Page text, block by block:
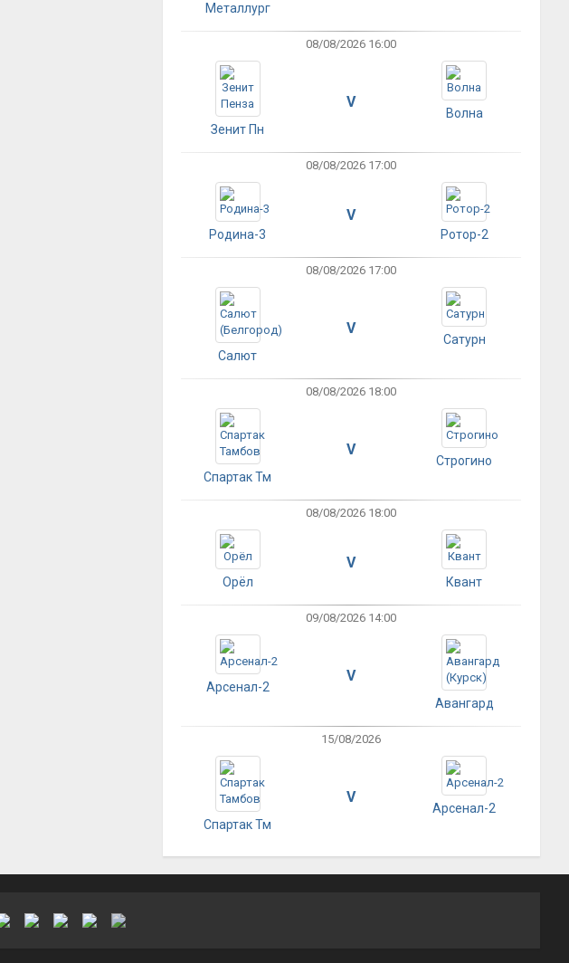
Металлург
08/08/2026 16:00
Зенит Пн
V
Волна
08/08/2026 17:00
Родина-3
V
Ротор-2
08/08/2026 17:00
Салют
V
Сатурн
08/08/2026 18:00
Спартак Тм
V
Строгино
08/08/2026 18:00
Орёл
V
Квант
09/08/2026 14:00
Арсенал-2
V
Авангард
15/08/2026
Спартак Тм
V
Арсенал-2